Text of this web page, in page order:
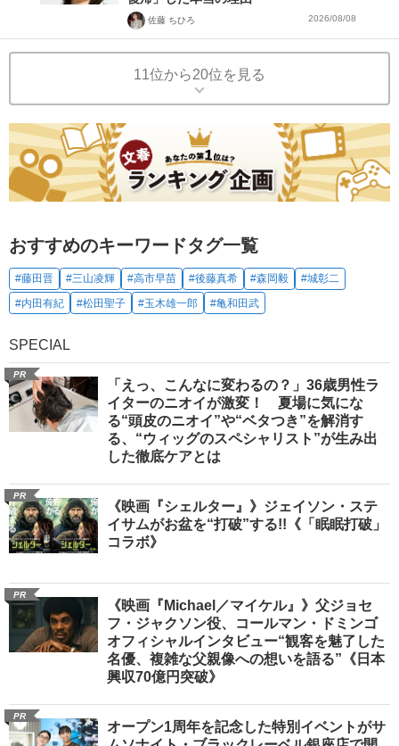
佐藤 ちひろ 2026/08/08
11位から20位を見る
おすすめのキーワードタグ一覧
#藤田晋 #三山凌輝 #高市早苗 #後藤真希 #森岡毅
#城彰二
#内田有紀
#松田聖子 #玉木雄一郎 #亀和田武
SPECIAL
PR
「えっ、こんなに変わるの？」36歳男性ラ
イターのニオイが激変！ 夏場に気にな
る“頭皮のニオイ”や“ベタつき”を解消す
る、“ウィッグのスペシャリスト”が生み出
した徹底ケアとは
PR
《映画『シェルター』》ジェイソン・ステ
イサムがお盆を“打破”する!!《「眠眠打破」
コラボ》
PR
《映画『Michael／マイケル』》父ジョセ
フ・ジャクソン役、コールマン・ドミンゴ
オフィシャルインタビュー“観客を魅了した
名優、複雑な父親像への想いを語る”《日本
興収70億円突破》
PR
オープン1周年を記念した特別イベントがサ